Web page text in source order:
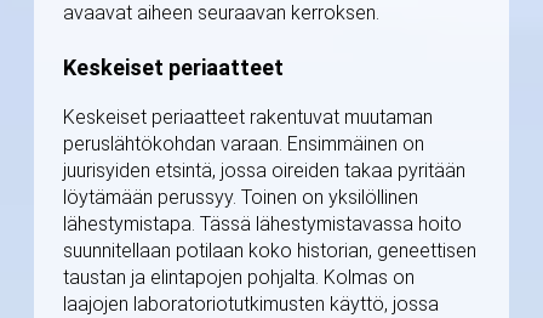
avaavat aiheen seuraavan kerroksen.
Keskeiset periaatteet
Keskeiset periaatteet rakentuvat muutaman
peruslähtökohdan varaan. Ensimmäinen on
juurisyiden etsintä, jossa oireiden takaa pyritään
löytämään perussyy. Toinen on yksilöllinen
lähestymistapa. Tässä lähestymistavassa hoito
suunnitellaan potilaan koko historian, geneettisen
taustan ja elintapojen pohjalta. Kolmas on
laajojen laboratoriotutkimusten käyttö, jossa